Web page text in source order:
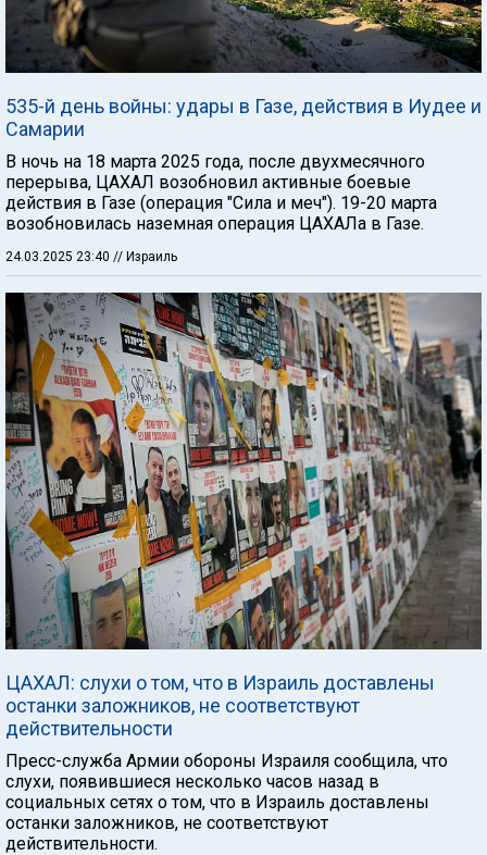
535-й день войны: удары в Газе, действия в Иудее и
Самарии
В ночь на 18 марта 2025 года, после двухмесячного
перерыва, ЦАХАЛ возобновил активные боевые
действия в Газе (операция "Сила и меч"). 19-20 марта
возобновилась наземная операция ЦАХАЛа в Газе.
24.03.2025 23:40 // Израиль
ЦАХАЛ: слухи о том, что в Израиль доставлены
останки заложников, не соответствуют
действительности
Пресс-служба Армии обороны Израиля сообщила, что
слухи, появившиеся несколько часов назад в
социальных сетях о том, что в Израиль доставлены
останки заложников, не соответствуют
действительности.